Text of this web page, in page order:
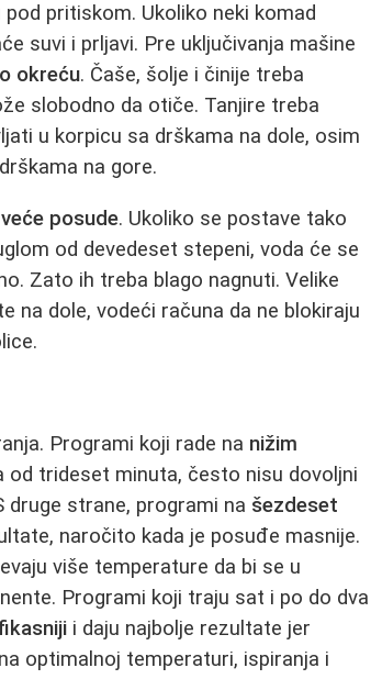
pritiskom. Ukoliko neki komad
suvi i prljavi. Pre uključivanja mašine
okreću. Čaše, šolje i činije treba
slobodno da otiče. Tanjire treba
u korpicu sa drškama na dole, osim
na gore.
posude. Ukoliko se postave tako
od devedeset stepeni, voda će se
Zato ih treba blago nagnuti. Velike
na dole, vodeći računa da ne blokiraju
Programi koji rade na nižim
od trideset minuta, često nisu dovoljni
druge strane, programi na šezdeset
naročito kada je posuđe masnije.
više temperature da bi se u
Programi koji traju sat i po do dva
i daju najbolje rezultate jer
optimalnoj temperaturi, ispiranja i